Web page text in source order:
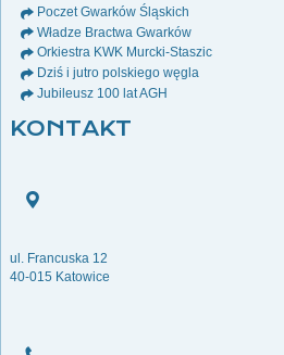
Poczet Gwarków Śląskich
Władze Bractwa Gwarków
Orkiestra KWK Murcki-Staszic
Dziś i jutro polskiego węgla
Jubileusz 100 lat AGH
KONTAKT
ul. Francuska 12
40-015 Katowice